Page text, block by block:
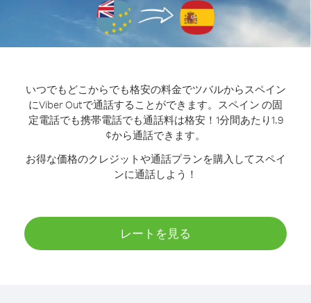
いつでもどこからでも格安の料金でツバルからスペイン
にViber Outで通話することができます。 スペイン の固
定電話でも携帯電話でも通話料は格安！1分間あたり1.9
¢から通話できます。
お得な価格のクレジットや通話プランを購入してスペイ
ンに通話しよう！
レートを見る